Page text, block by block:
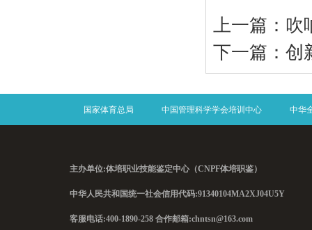
上一篇： 吹
下一篇： 创
国家体育总局 中国管理科学学会培训中心 中华
主办单位:体培职业技能鉴定中心（CNPF体培职鉴）
中华人民共和国统一社会信用代码:91340104MA2XJ04U5Y
客服电话:400-1890-258 合作邮箱:chntsn@163.com